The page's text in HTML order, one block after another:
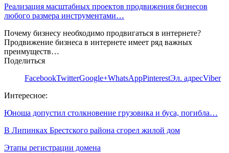
Реализация масштабных проектов продвижения бизнесов
любого размера инструментами…
Почему бизнесу необходимо продвигаться в интернете?
Продвижение бизнеса в интернете имеет ряд важных
преимуществ…
Поделиться
FacebookTwitterGoogle+WhatsAppPinterestЭл. адресViber
Интересное:
Юноша допустил столкновение грузовика и буса, погибла…
В Липинках Брестского района сгорел жилой дом
Этапы регистрации домена